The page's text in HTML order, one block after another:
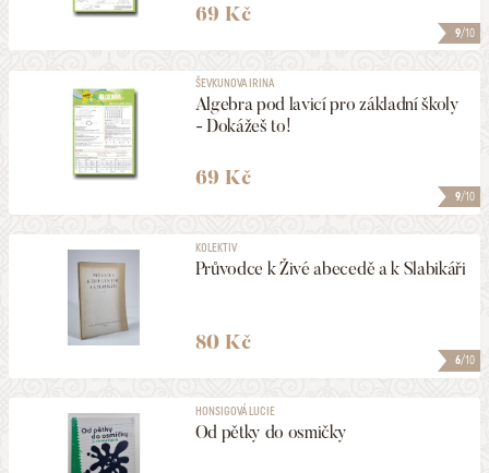
9/10
69 Kč
9/10
ŠEVKUNOVA IRINA
Algebra pod lavicí pro základní školy
- Dokážeš to!
69 Kč
6/10
KOLEKTIV
Průvodce k Živé abecedě a k Slabikáři
80 Kč
HONSIGOVÁ LUCIE
Od pětky do osmičky